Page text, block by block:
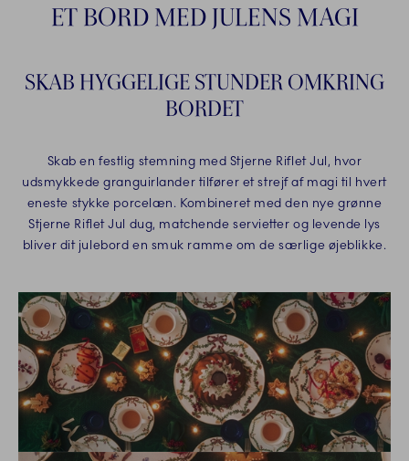
ET BORD MED JULENS MAGI
SKAB HYGGELIGE STUNDER OMKRING
BORDET
Skab en festlig stemning med Stjerne Riflet Jul, hvor
udsmykkede granguirlander tilfører et strejf af magi til hvert
eneste stykke porcelæn. Kombineret med den nye grønne
Stjerne Riflet Jul dug, matchende servietter og levende lys
bliver dit julebord en smuk ramme om de særlige øjeblikke.